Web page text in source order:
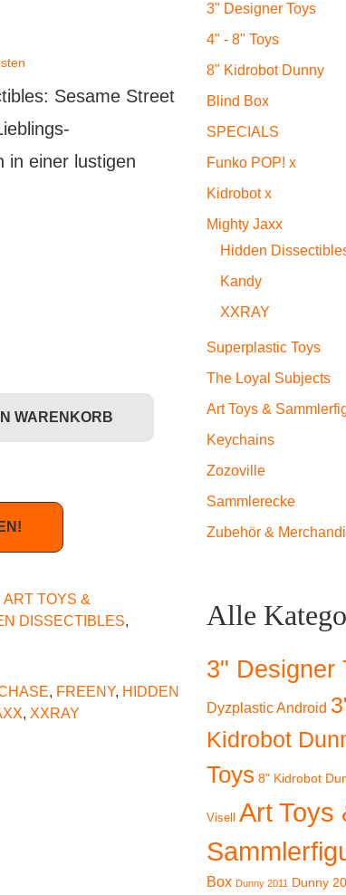
Sesame Street
in einer lustigen
Street - Elmo (clear) Hidden Menge
WARENKORB
ART TOYS &
DISSECTIBLES,
, FREENY, HIDDEN
, XXRAY
3" Designer Toys
4" - 8" Toys
8" Kidrobot Dunny
Blind Box
SPECIALS
Funko POP! x
Kidrobot x
Mighty Jaxx
Hidden
Kandy
XXRAY
Superplastic Toys
The Loyal Subjects
Art Toys &
Keychains
Zozoville
Sammlerecke
Zubehör &
Alle
3" Designer
Dyzplastic Android
Kidrobot
Toys 8" Kidrobot
Visell
Art Toys
Box Dunny 2011 Dunny